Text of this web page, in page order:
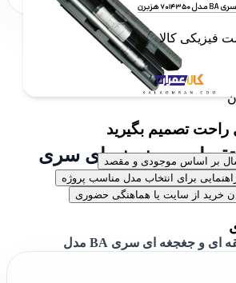
تقه ای و جغجغه ای سری
BA مدل 7014350 هزبرن و قیمت
خرید ترکمتر تقه ای و جغجغه ای سری BA مدل
فیزیکی کالا
راحت تصمیم بگیرید
بر اساس موجودی و مقصد
برای انتخاب مدل مناسب پروژه
خرید از سایت یا هماهنگی حضوری